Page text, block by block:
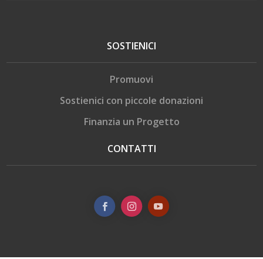
SOSTIENICI
Promuovi
Sostienici con piccole donazioni
Finanzia un Progetto
CONTATTI